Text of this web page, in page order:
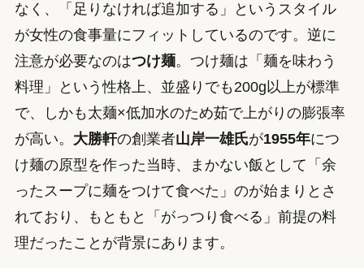
なく、「足りなければ追加する」というスタイル
が女性の食事量にフィットしているのです。逆に
注意が必要なのはつけ麺。つけ麺は「麺を味わう
料理」という性格上、並盛りでも200g以上が標準
で、しかも太麺×低加水のため茹で上がりの膨張率
が高い。 大勝軒の創業者山岸一雄氏が1955年につ
け麺の原型を作った当時、まかない飯として「余
ったスープに麺をつけて食べた」のが始まりとさ
れており、もともと「がっつり食べる」前提の料
理だったことが背景にあります。